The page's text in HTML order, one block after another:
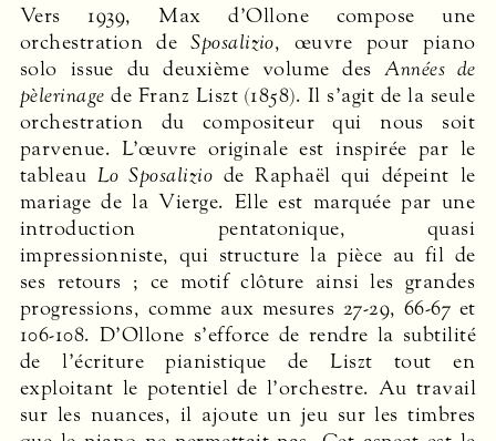
Vers 1939, Max d’Ollone compose une
orchestration deSposalizio, œuvre pour piano
solo issue du deuxième volume desAnnées de
pèlerinage de Franz Liszt (1858). Il s’agit de la seule
orchestration du compositeur qui nous soit
parvenue. L’œuvre originale est inspirée par le
tableau Lo Sposalizio de Raphaël qui dépeint le
mariage de la Vierge. Elle est marquée par une
introduction pentato­nique, quasi
impressionniste, qui structure la pièce au fil de
ses retours ; ce motif clôture ainsi les grandes
progressions, comme aux mesures 27-29, 66-67 et
106-108. D’Ollone s’efforce de rendre la subtilité
de l’écriture pianistique de Liszt tout en
exploitant le potentiel de l’orchestre. Au travail
sur les nuances, il ajoute un jeu sur les timbres